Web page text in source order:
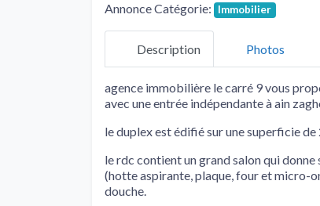
Annonce Catégorie: Immobilier
Description Photos
agence immobilière le carré 9 vous
avec une entrée indépendante à ain
le duplex est édifié sur une superficie de
le rdc contient un grand salon qui donne
(hotte aspirante, plaque, four et micro-
douche.